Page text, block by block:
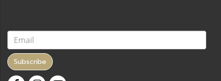
Subscribe